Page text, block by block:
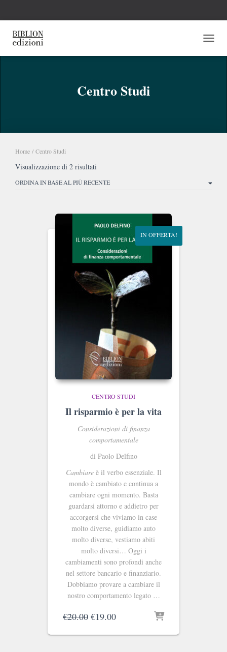
Centro Studi
Home / Centro Studi
Visualizzazione di 2 risultati
base
recente
IN OFFERTA!
CENTRO STUDI
Il risparmio è per la vita
Considerazioni di finanza
comportamentale
di Paolo Delfino
Cambiareè il verbo essenziale. Il
mondo è cambiato e continua a
cambiare ogni momento. Basta
guardarsi attorno e addietro per
accorgersi che viviamo in case
molto diverse, guidiamo auto
molto diverse, vestiamo abiti
molto diversi… Oggi i
cambiamenti sono profondi anche
nel settore bancario e finanziario.
Dobbiamo provare a cambiare il
nostro comportamento legato …
€20.00 Il
originale
€19.00Il
attuale